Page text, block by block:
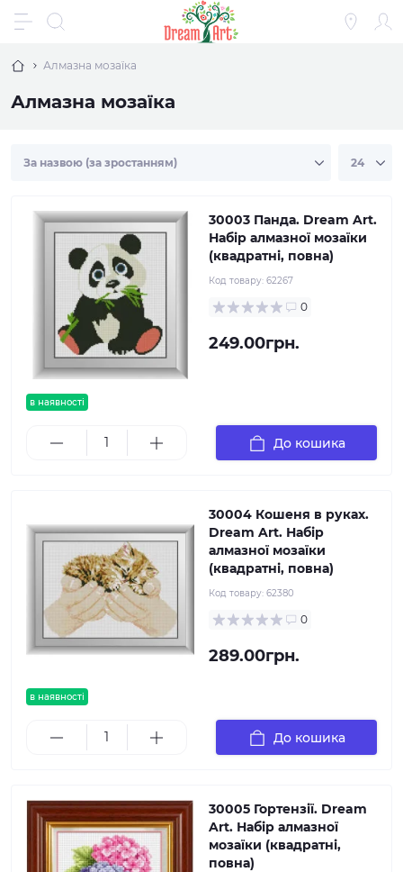
Алмазна мозаїка
Алмазна мозаїка
в наявності
30003 Панда. Dream Art.
Набір алмазної мозаїки
(квадратні, повна)
Код товару: 62267
0
249.00грн.
До кошика
в наявності
30004 Кошеня в руках.
Dream Art. Набір
алмазної мозаїки
(квадратні, повна)
Код товару: 62380
0
289.00грн.
До кошика
30005 Гортензії. Dream
Art. Набір алмазної
мозаїки (квадратні,
повна)